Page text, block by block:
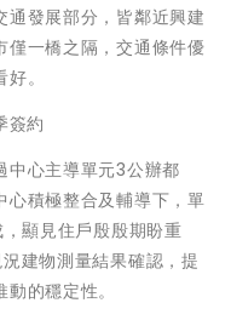
發展部分，皆鄰近興建
僅一橋之隔，交通條件優
。
簽約
中心主導單元3公辦都
心積極整合及輔導下，單
顯見住戶殷殷期盼重
建物測量結果確認，提
的穩定性。